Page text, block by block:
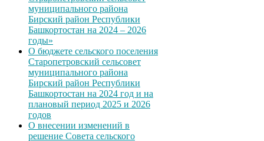
муниципального района
Бирский район Республики
Башкортостан на 2024 – 2026
годы»
О бюджете сельского поселения
Старопетровский сельсовет
муниципального района
Бирский район Республики
Башкортостан на 2024 год и на
плановый период 2025 и 2026
годов
О внесении изменений в
решение Совета сельского